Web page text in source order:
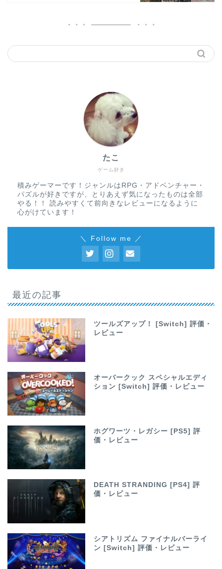
ゲーム好き
たこ
積みゲーマーです！ジャンルはRPG・アドベンチャー・
パズルが好きですが、とりあえず気になったものは全部
やる！！ 読みやすくて前向きなレビューになるように
心がけています！
＼ Follow me ／
最近の記事
ツールズアップ！ [Switch] 評価・
レビュー
オーバークック スペシャルエディ
ション [Switch] 評価・レビュー
ホグワーツ・レガシー [PS5] 評
価・レビュー
DEATH STRANDING [PS4] 評
価・レビュー
シアトリズム ファイナルバーライ
ン [Switch] 評価・レビュー